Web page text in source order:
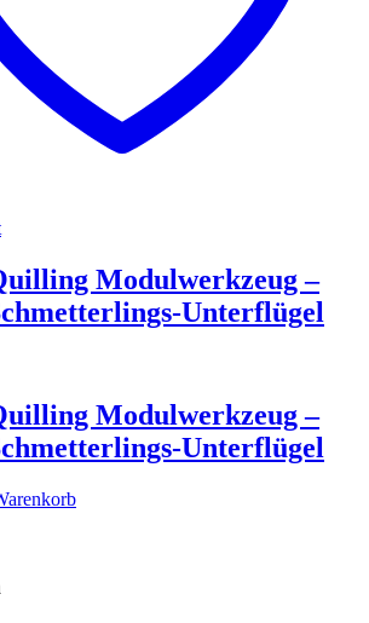
Modulwerkzeug –
Unterflügel
Modulwerkzeug –
Unterflügel